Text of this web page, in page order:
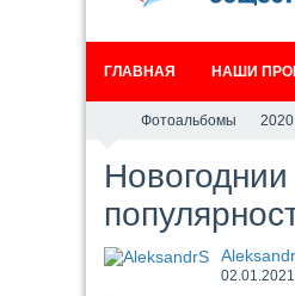
ГЛАВНАЯ НАШИ
Фотоальбомы 2020
02.01.2021